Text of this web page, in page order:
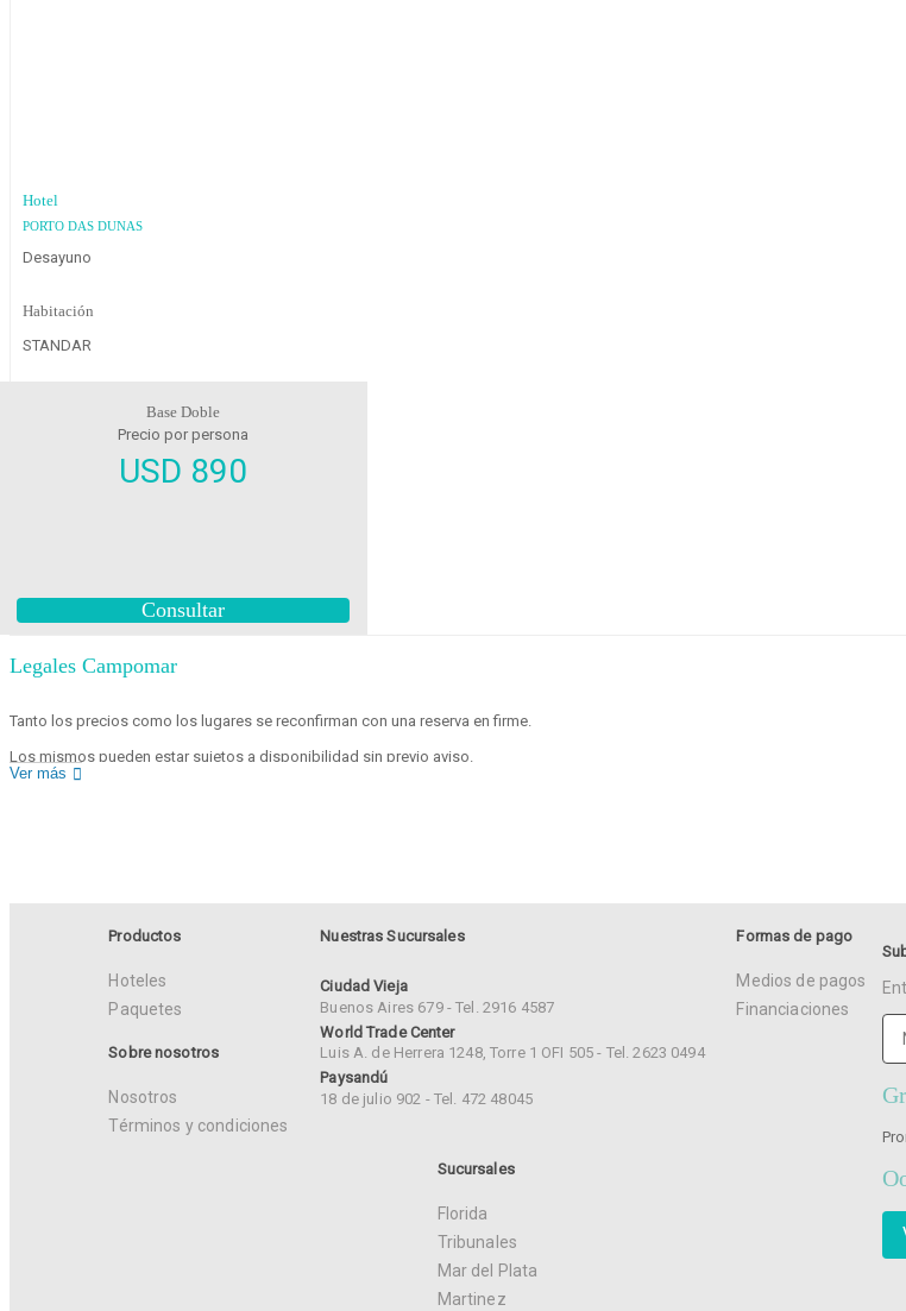
Hotel
PORTO DAS DUNAS
Desayuno
Habitación
STANDAR
Base Doble
Precio por persona
USD 890
Consultar
Legales Campomar
Tanto los precios como los lugares se reconfirman con una reserva en firme.
Los mismos pueden estar sujetos a disponibilidad sin previo aviso.
Ver más
Productos
Hoteles
Paquetes
Sobre nosotros
Nosotros
Términos y condiciones
Nuestras Sucursales
Ciudad Vieja
Buenos Aires 679 - Tel. 2916 4587
World Trade Center
Luis A. de Herrera 1248, Torre 1 OFI 505 - Tel. 2623 0494
Paysandú
18 de julio 902 - Tel. 472 48045
Formas de pago
Medios de pagos
Financiaciones
Sucursales
Florida
Tribunales
Mar del Plata
Martinez